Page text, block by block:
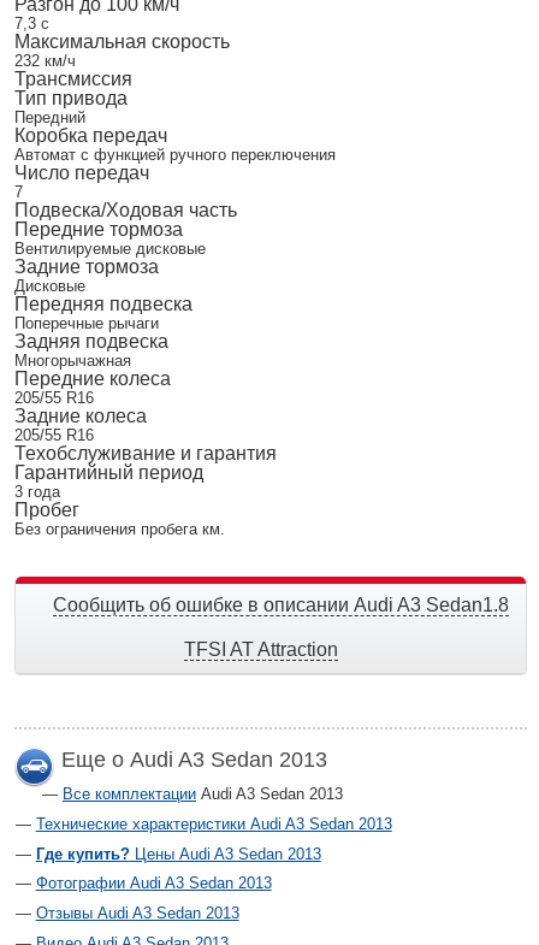
Разгон до 100 км/ч
7,3 с
Максимальная скорость
232 км/ч
Трансмиссия
Тип привода
Передний
Коробка передач
Автомат с функцией ручного переключения
Число передач
7
Подвеска/Ходовая часть
Передние тормоза
Вентилируемые дисковые
Задние тормоза
Дисковые
Передняя подвеска
Поперечные рычаги
Задняя подвеска
Многорычажная
Передние колеса
205/55 R16
Задние колеса
205/55 R16
Техобслуживание и гарантия
Гарантийный период
3 года
Пробег
Без ограничения пробега км.
Сообщить об ошибке в описании Audi A3 Sedan1.8
TFSI AT Attraction
Еще о Audi A3 Sedan 2013
Все комплектации Audi A3 Sedan 2013
Технические характеристики Audi A3 Sedan 2013
Где купить?Цены Audi A3 Sedan 2013
Фотографии Audi A3 Sedan 2013
Отзывы Audi A3 Sedan 2013